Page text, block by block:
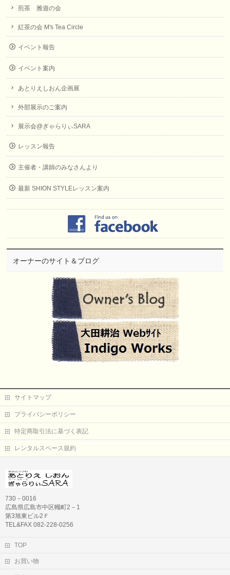
煎茶 雅遊の会
紅茶の会 M's Tea Circle
イベント報告
イベント案内
あとりえしおん企画展
外部展示のご案内
展示会@ぎゃらりぃSARA
レッスン報告
主催者・講師のみなさんより
最新 SHION STYLEレッスン案内
オーナーのサイト＆ブログ
サイトマップ
プライバシーポリシー
特定商取引法に基づく表記
レンタルスペース規約
730－0016
広島県広島市中区幟町2－1
第3旭東ビル2Ｆ
TEL&FAX 082-228-0256
TOP
お買い物